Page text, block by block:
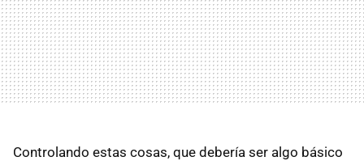
Controlando estas cosas, que debería ser algo básico